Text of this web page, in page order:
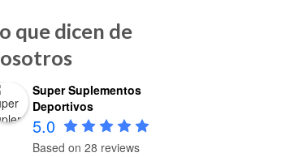
que dicen de
Super Suplementos
Deportivos
5.0
Based on 28 reviews